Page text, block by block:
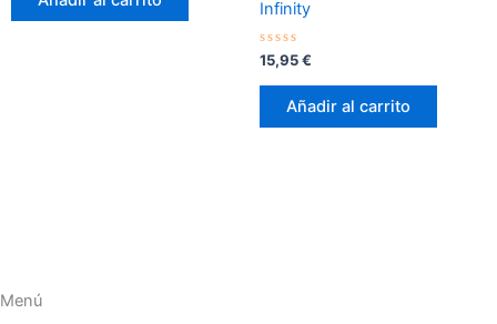
Infinity
Valorado
con
0
15,95€
Añadir al carrito
Menú